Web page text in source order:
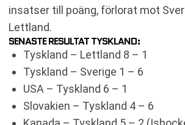
insatser till poäng, förlorat mot
Lettland.
SENASTE RESULTAT TYSKLAND:
Tyskland – Lettland 8 – 1
Tyskland – Sverige 1 – 6
USA – Tyskland 6 – 1
Slovakien – Tyskland 4 – 6